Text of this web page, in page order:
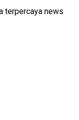
terpercaya news